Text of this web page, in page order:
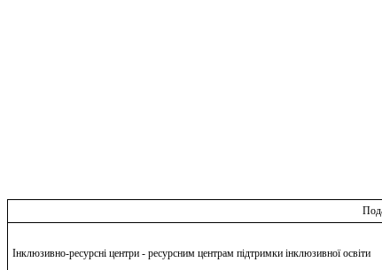
Інклюзивно-ресурсні центри - ресурсним центрам підтримки інклюзивної освіти